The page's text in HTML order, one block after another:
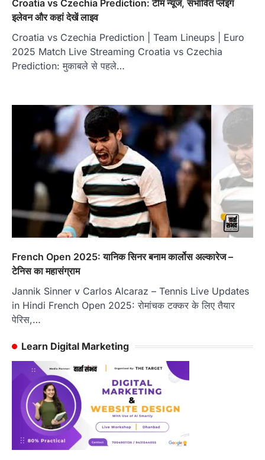
Croatia vs Czechia Prediction: टीम न्यूज, संभावित प्लेइंग
इलेवन और कहां देखें लाइव
Croatia vs Czechia Prediction | Team Lineups | Euro
2025 Match Live Streaming Croatia vs Czechia
Prediction: मुकाबले से पहले…
French Open 2025: यानिक सिनर बनाम कार्लोस अल्कारेज –
टेनिस का महासंग्राम
Jannik Sinner v Carlos Alcaraz – Tennis Live Updates
in Hindi French Open 2025: रोमांचक टक्कर के लिए तैयार
पेरिस,…
Learn Digital Marketing